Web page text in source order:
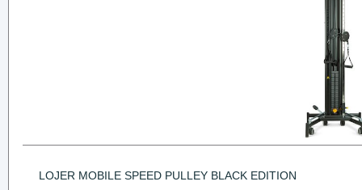
LOJER MOBILE SPEED PULLEY BLACK EDITION